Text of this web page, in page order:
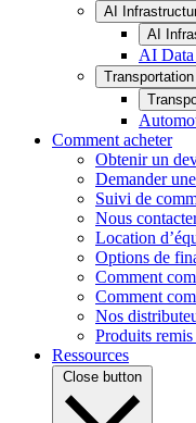
AI
AI
AI
Transportation
Comment acheter
Obtenir un
Demander
Suivi de
Nous
Location
Options de
Comment
Comment
Nos
Produits
Ressources
Close button